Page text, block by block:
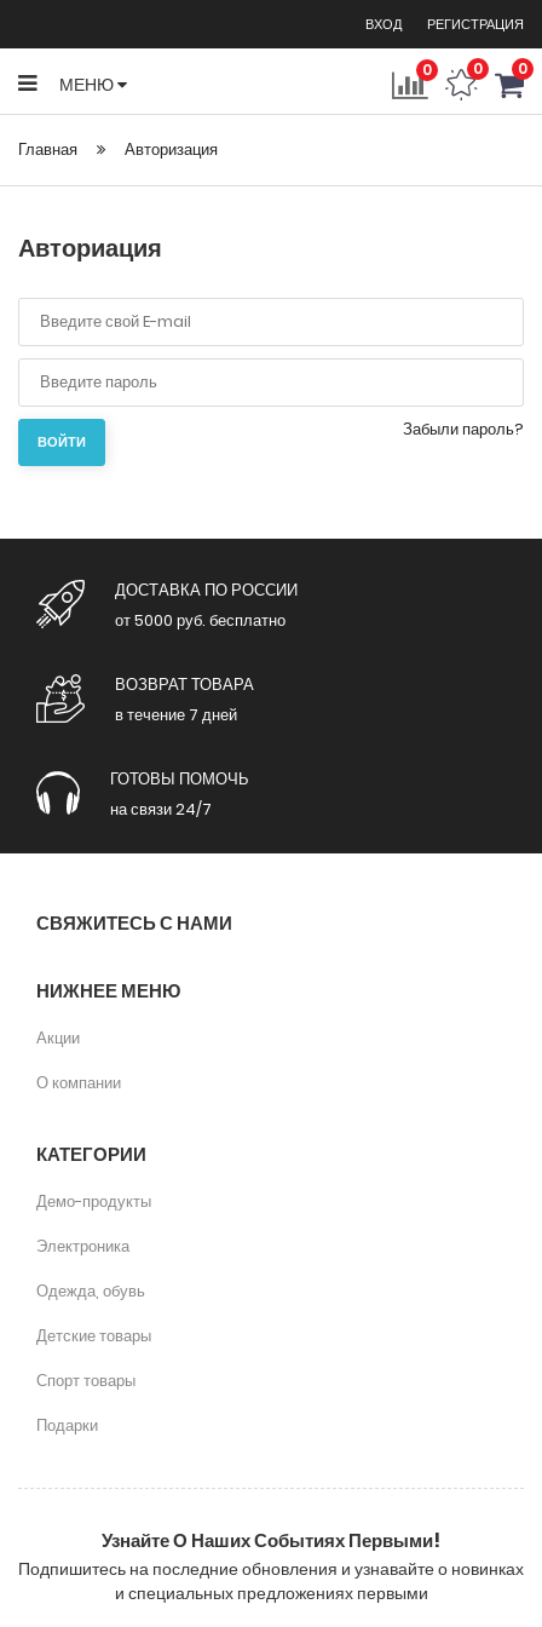
ВХОД РЕГИСТРАЦИЯ
0 0 0
МЕНЮ
Главная Авторизация
Авториация
ВОЙТИ
Забыли пароль?
ДОСТАВКА ПО РОССИИ
от 5000 руб. бесплатно
ВОЗВРАТ ТОВАРА
в течение 7 дней
ГОТОВЫ ПОМОЧЬ
на связи 24/7
СВЯЖИТЕСЬ С НАМИ
НИЖНЕЕ МЕНЮ
Акции
О компании
КАТЕГОРИИ
Демо-продукты
Электроника
Одежда, обувь
Детские товары
Спорт товары
Подарки
Узнайте О Наших Событиях Первыми!
Подпишитесь на последние обновления и узнавайте о новинках
и специальных предложениях первыми